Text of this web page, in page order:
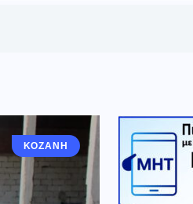
ΚΟΖΆΝΗ